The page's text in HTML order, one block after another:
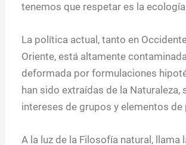
tenemos que respetar es la
La política actual, tanto en
Oriente, está altamente
deformada por formulaciones
han sido extraídas de la Naturaleza,
intereses de grupos y elementos de
A la luz de la Filosofía natural, llama